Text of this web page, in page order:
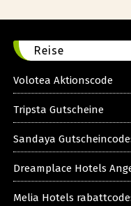
Reise
Volotea Aktionscode
Tripsta Gutscheine
Sandaya
Dreamplace Hotels
Melia Hotels